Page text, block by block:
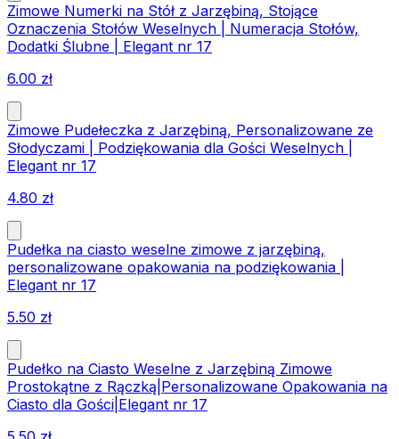
Zimowe Numerki na Stół z Jarzębiną, Stojące
Oznaczenia Stołów Weselnych | Numeracja Stołów,
Dodatki Ślubne | Elegant nr 17
6.00 zł
Zimowe Pudełeczka z Jarzębiną, Personalizowane ze
Słodyczami | Podziękowania dla Gości Weselnych |
Elegant nr 17
4.80 zł
Pudełka na ciasto weselne zimowe z jarzębiną,
personalizowane opakowania na podziękowania |
Elegant nr 17
5.50 zł
Pudełko na Ciasto Weselne z Jarzębiną Zimowe
Prostokątne z Rączką|Personalizowane Opakowania na
Ciasto dla Gości|Elegant nr 17